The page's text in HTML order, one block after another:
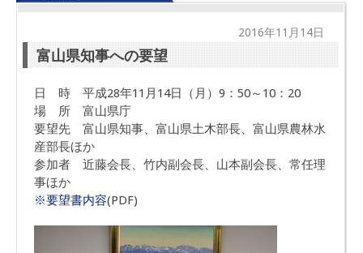
2016年11月14日
富山県知事への要望
日 時 平成28年11月14日（月）9：50～10：20
場 所 富山県庁
要望先 富山県知事、富山県土木部長、富山県農林水
産部長ほか
参加者 近藤会長、竹内副会長、山本副会長、常任理
事ほか
※要望書内容(PDF)